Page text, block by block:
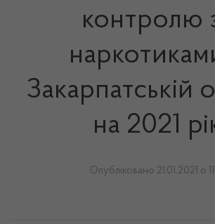
контролю
Закарпатській
на 2021
Опубліковано 21.01.2021 о